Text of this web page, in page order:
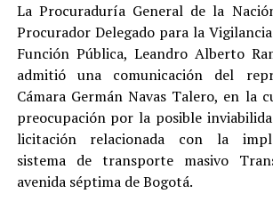
La Procuraduría General de la
Procurador Delegado para la
Función Pública, Leandro Alberto
admitió una comunicación del
Cámara Germán Navas Talero, en la
preocupación por la posible
licitación relacionada con la
sistema de transporte masivo
avenida séptima de Bogotá.